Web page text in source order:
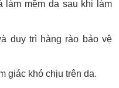
làm mềm da sau khi làm
duy trì hàng rào bảo vệ
giác khó chịu trên da.